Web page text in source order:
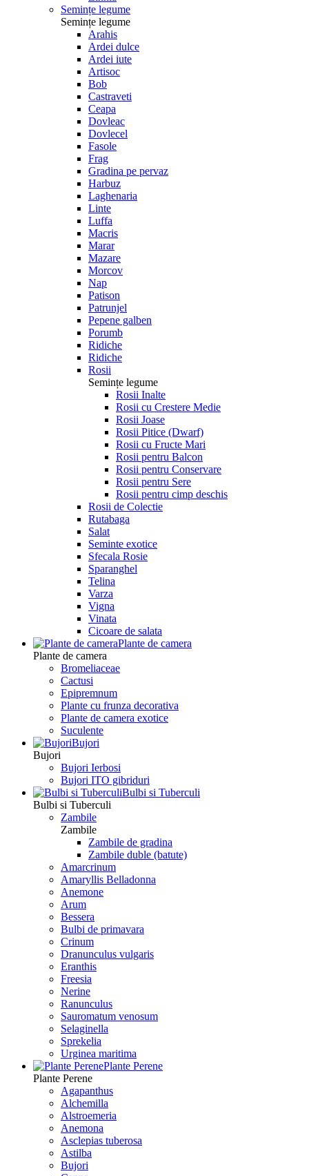
Semințe legume
Semințe legume
Arahis
Ardei dulce
Ardei iute
Artisoc
Bob
Castraveti
Ceapa
Dovleac
Dovlecel
Fasole
Frag
Gradina pe pervaz
Harbuz
Laghenaria
Linte
Luffa
Macris
Marar
Mazare
Morcov
Nap
Patison
Patrunjel
Pepene galben
Porumb
Ridiche
Ridiche
Rosii
Semințe legume
Rosii Inalte
Rosii cu Crestere Medie
Rosii Joase
Rosii Pitice (Dwarf)
Rosii cu Fructe Mari
Rosii pentru Balcon
Rosii pentru Conservare
Rosii pentru Sere
Rosii pentru cimp deschis
Rosii de Colectie
Rutabaga
Salat
Seminte exotice
Sfecala Rosie
Sparanghel
Telina
Varza
Vigna
Vinata
Сicoare de salata
Plante de camera
Plante de camera
Bromeliaceae
Cactusi
Epipremnum
Plante cu frunza decorativa
Plante de camera exotice
Suculente
Bujori
Bujori
Bujori Ierbosi
Bujori ITO gibriduri
Bulbi si Tuberculi
Bulbi si Tuberculi
Zambile
Zambile
Zambile de gradina
Zambile duble (batute)
Amarcrinum
Amaryllis Belladonna
Anemone
Arum
Bessera
Bulbi de primavara
Crinum
Dranunculus vulgaris
Eranthis
Freesiа
Nerine
Ranunculus
Sauromatum venosum
Selaginella
Sprekelia
Urginea maritima
Plante Perene
Plante Perene
Agapanthus
Alchemilla
Alstroemeria
Anemona
Asclepias tuberosa
Astilba
Bujori